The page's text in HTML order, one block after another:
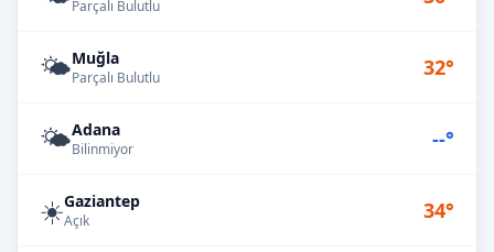
Parçalı Bulutlu
🌤️Muğla
Parçalı Bulutlu 32°
🌤️Adana
Bilinmiyor --°
☀️Gaziantep
Açık 34°